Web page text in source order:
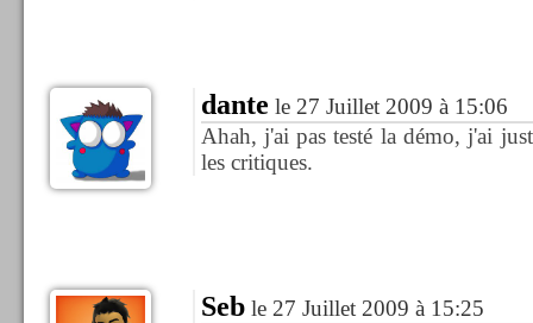
dante le 27 Juillet 2009 à 15:06
Ahah, j'ai pas testé la démo, j'ai
les critiques.
Seble 27 Juillet 2009 à 15:25